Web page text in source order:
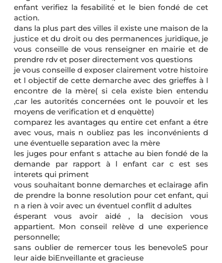
enfant verifiez la fesabilité et le bien fondé de cet
action.
dans la plus part des villes il existe une maison de la
justice et du droit ou des permanences juridique, je
vous conseille de vous renseigner en mairie et de
prendre rdv et poser directement vos questions
je vous conseille d exposer clairement votre histoire
et l objectif de cette demarche avec des grieffes à l
encontre de la mère( si cela existe bien entendu
,car les autorités concernées ont le pouvoir et les
moyens de verification et d enquètte)
comparez les avantages qu entire cet enfant a étre
avec vous, mais n oubliez pas les inconvénients d
une éventuelle separation avec la mère
les juges pour enfant s attache au bien fondé de la
demande par rapport à l enfant car c est ses
interets qui priment
vous souhaitant bonne demarches et eclairage afin
de prendre la bonne resolution pour cet enfant, qui
n a rien à voir avec un éventuel conflit d adultes
ésperant vous avoir aidé , la decision vous
appartient. Mon conseil relève d une experience
personnelle;
sans oublier de remercer tous les benevoleS pour
leur aide biEnveillante et gracieuse